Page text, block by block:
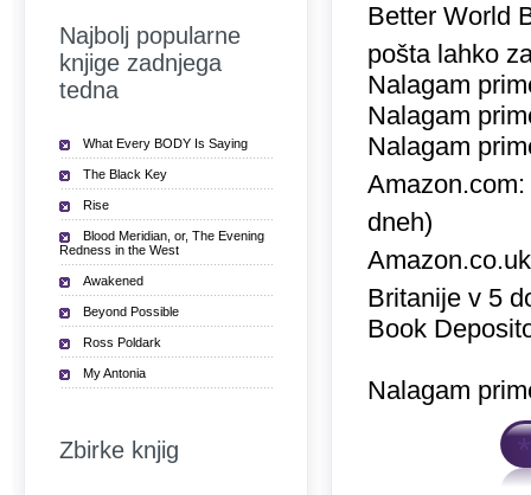
Better World
pošta lahko
Nalagam
Nalagam
Nalagam
Amazon.com:
dneh)
Britanije v 5
Book
Nalagam
Najbolj popularne
knjige zadnjega
tedna
What Every BODY Is Saying
The Black Key
Rise
Blood Meridian, or, The Evening
Redness in the West
Awakened
Beyond Possible
Ross Poldark
My Antonia
Zbirke knjig